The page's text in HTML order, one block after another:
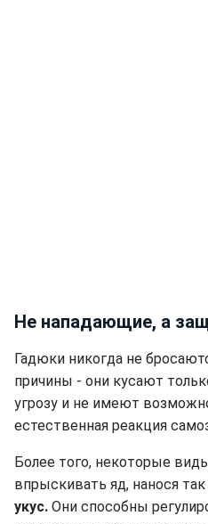
Не нападающие, а
Гадюки никогда не
причины - они кусают
угрозу и не имеют
естественная реакция
Более того, некоторые
впрыскивать яд, нанося
укус. Они способны